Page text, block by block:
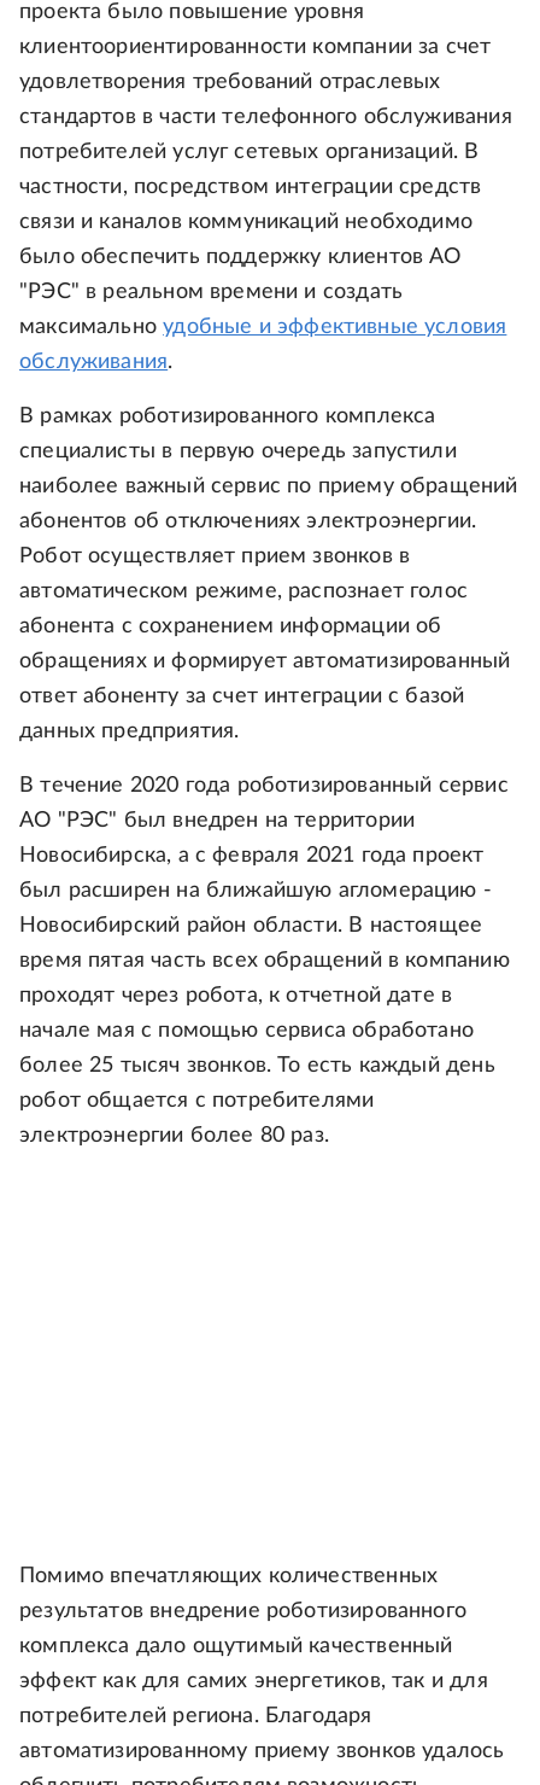
проекта было повышение уровня
клиентоориентированности компании за счет
удовлетворения требований отраслевых
стандартов в части телефонного обслуживания
потребителей услуг сетевых организаций. В
частности, посредством интеграции средств
связи и каналов коммуникаций необходимо
было обеспечить поддержку клиентов АО
"РЭС" в реальном времени и создать
максимальноудобные и эффективные условия
обслуживания.
В рамках роботизированного комплекса
специалисты в первую очередь запустили
наиболее важный сервис по приему обращений
абонентов об отключениях электроэнергии.
Робот осуществляет прием звонков в
автоматическом режиме, распознает голос
абонента с сохранением информации об
обращениях и формирует автоматизированный
ответ абоненту за счет интеграции с базой
данных предприятия.
В течение 2020 года роботизированный сервис
АО "РЭС" был внедрен на территории
Новосибирска, а с февраля 2021 года проект
был расширен на ближайшую агломерацию -
Новосибирский район области. В настоящее
время пятая часть всех обращений в компанию
проходят через робота, к отчетной дате в
начале мая с помощью сервиса обработано
более 25 тысяч звонков. То есть каждый день
робот общается с потребителями
электроэнергии более 80 раз.
Помимо впечатляющих количественных
результатов внедрение роботизированного
комплекса дало ощутимый качественный
эффект как для самих энергетиков, так и для
потребителей региона. Благодаря
автоматизированному приему звонков удалось